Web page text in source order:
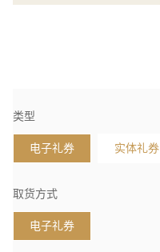
类型
电子礼券 实体礼券
取货方式
电子礼券